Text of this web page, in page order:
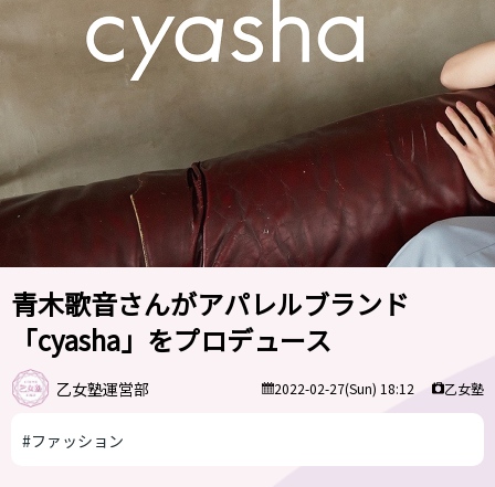
青木歌音さんがアパレルブランド
「cyasha」をプロデュース
乙女塾運営部 2022-02-27(Sun) 18:12 乙女塾
#ファッション